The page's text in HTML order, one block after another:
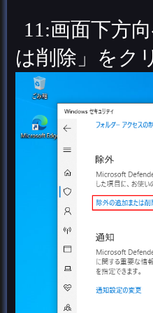
11:画面下方
は削除」をク